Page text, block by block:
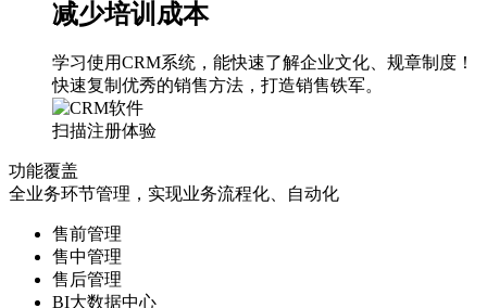
减少培训成本
学习使用CRM系统，能快速了解企业文化、规章制度！
快速复制优秀的销售方法，打造销售铁军。
扫描注册体验
功能覆盖
全业务环节管理，实现业务流程化、自动化
售前管理
售中管理
售后管理
BI大数据中心